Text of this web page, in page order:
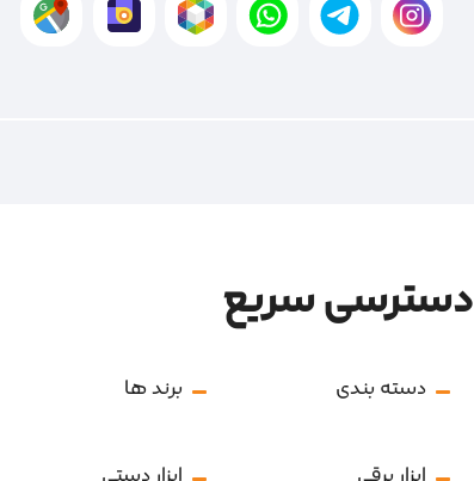
دسترسی سریع
دسته بندی برند ها